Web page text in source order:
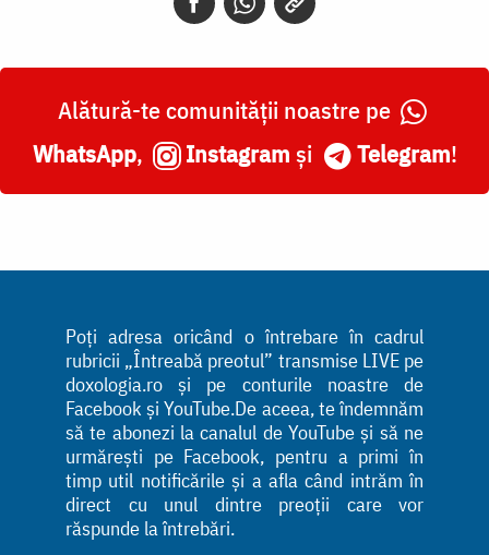
Alătură-te comunității noastre pe
WhatsApp, Instagram și Telegram!
Poți adresa oricând o întrebare în cadrul
rubricii „Întreabă preotul” transmise LIVE pe
doxologia.ro și pe conturile noastre de
Facebook și YouTube.De aceea, te îndemnăm
să te abonezi la canalul de YouTube și să ne
urmărești pe Facebook, pentru a primi în
timp util notificările și a afla când intrăm în
direct cu unul dintre preoții care vor
răspunde la întrebări.